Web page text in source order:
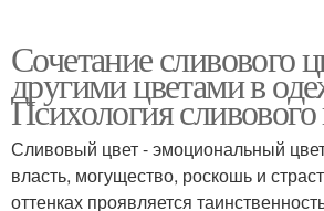
Сочетание сливового
другими цветами в
Психология сливового
Сливовый цвет - эмоциональный
власть, могущество, роскошь и
оттенках проявляется